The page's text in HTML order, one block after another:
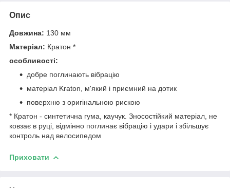
Опис
Довжина: 130 мм
Матеріал: Кратон *
особливості:
добре поглинають вібрацію
матеріал Kraton, м'який і приємний на дотик
поверхню з оригінальною рискою
* Кратон - синтетична гума, каучук. Зносостійкий матеріал, не
ковзає в руці, відмінно поглинає вібрацію і удари і збільшує
контроль над велосипедом
Приховати